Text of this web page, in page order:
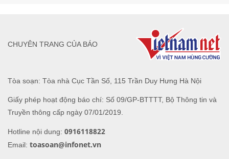
Tòa soạn: Tòa nhà Cục Tần Số, 115 Trần Duy Hưng Hà Nội
Giấy phép hoạt động báo chí: Số 09/GP-BTTTT, Bộ Thông tin và
Truyền thông cấp ngày 07/01/2019.
Hotline nội dung: 0916118822
Email: toasoan@infonet.vn
CHUYÊN TRANG CỦA BÁO